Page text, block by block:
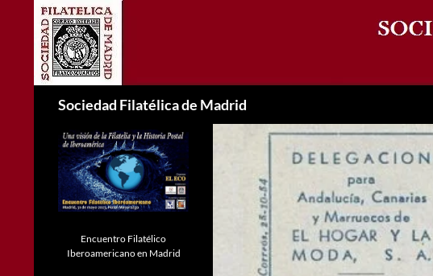
contenido
Sociedad Filatélica de Madrid
Encuentro Filatélico
Iberoamericano en Madrid